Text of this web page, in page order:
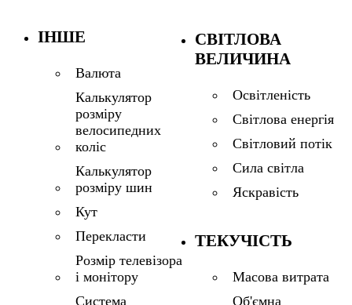
ІНШЕ
Валюта
Калькулятор
розміру
велосипедних
коліс
Калькулятор
розміру шин
Кут
Перекласти
Розмір телевізора
і монітору
Система
СВІТЛОВА
ВЕЛИЧИНА
Освітленість
Світлова енергія
Світловий потік
Сила світла
Яскравість
ТЕКУЧІСТЬ
Масова витрата
Об'ємна